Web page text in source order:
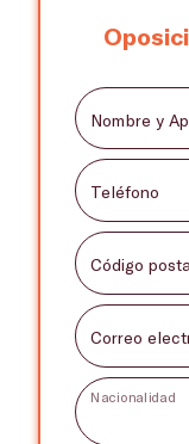
Nombre y
Teléfono
Código
Correo
Nacionalidad